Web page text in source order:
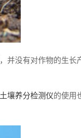
并没有对作物的生长
土壤养分检测仪的使用